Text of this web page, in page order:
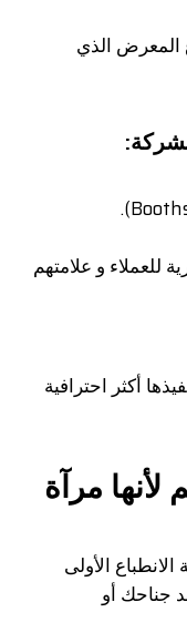
المعرض الذي
للعملاء و علامتهم
أكثر احترافية
مرآة
الأولى
جناحك أو